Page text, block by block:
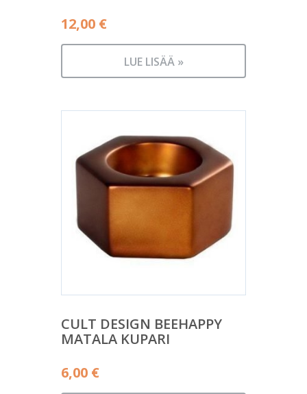
12,00 €
LUE LISÄÄ »
CULT DESIGN BEEHAPPY
MATALA KUPARI
6,00 €